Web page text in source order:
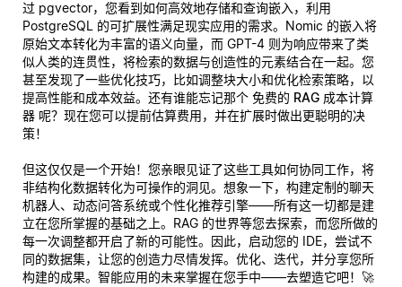
过 pgvector，您看到如何高效地存储和查询嵌入，利用
PostgreSQL 的可扩展性满足现实应用的需求。Nomic 的嵌入将
原始文本转化为丰富的语义向量，而 GPT-4 则为响应带来了类
似人类的连贯性，将检索的数据与创造性的元素结合在一起。您
甚至发现了一些优化技巧，比如调整块大小和优化检索策略，以
提高性能和成本效益。还有谁能忘记那个 免费的 RAG 成本计算
器 呢？现在您可以提前估算费用，并在扩展时做出更聪明的决
策！
但这仅仅是一个开始！您亲眼见证了这些工具如何协同工作，将
非结构化数据转化为可操作的洞见。想象一下，构建定制的聊天
机器人、动态问答系统或个性化推荐引擎——所有这一切都是建
立在您所掌握的基础之上。RAG 的世界等您去探索，而您所做的
每一次调整都开启了新的可能性。因此，启动您的 IDE，尝试不
同的数据集，让您的创造力尽情发挥。优化、迭代，并分享您所
构建的成果。智能应用的未来掌握在您手中——去塑造它吧！🚀